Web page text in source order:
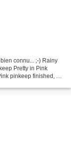
connu... ;-) Rainy
Pretty in Pink
pinkeep finished, so